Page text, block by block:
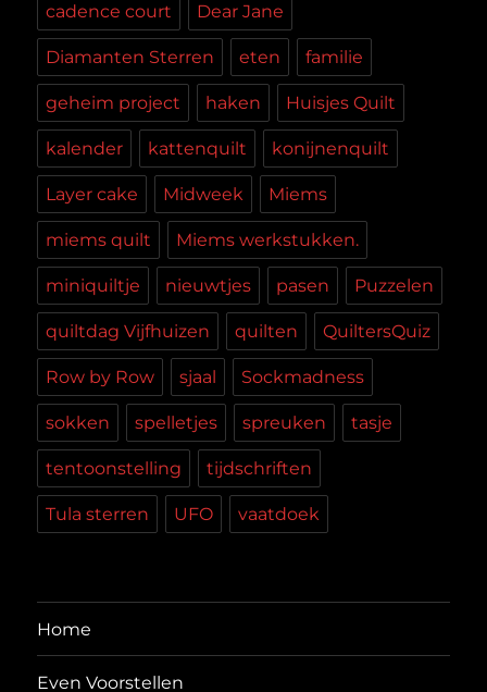
cadence court Dear Jane
Diamanten Sterren eten familie
geheim project haken Huisjes Quilt
kalender kattenquilt konijnenquilt
Layer cake Midweek Miems
miems quilt Miems werkstukken.
miniquiltje nieuwtjes pasen Puzzelen
quiltdag Vijfhuizen quilten QuiltersQuiz
Row by Row sjaal Sockmadness
sokken spelletjes spreuken tasje
tentoonstelling tijdschriften
Tula sterren UFO vaatdoek
Home
Even Voorstellen